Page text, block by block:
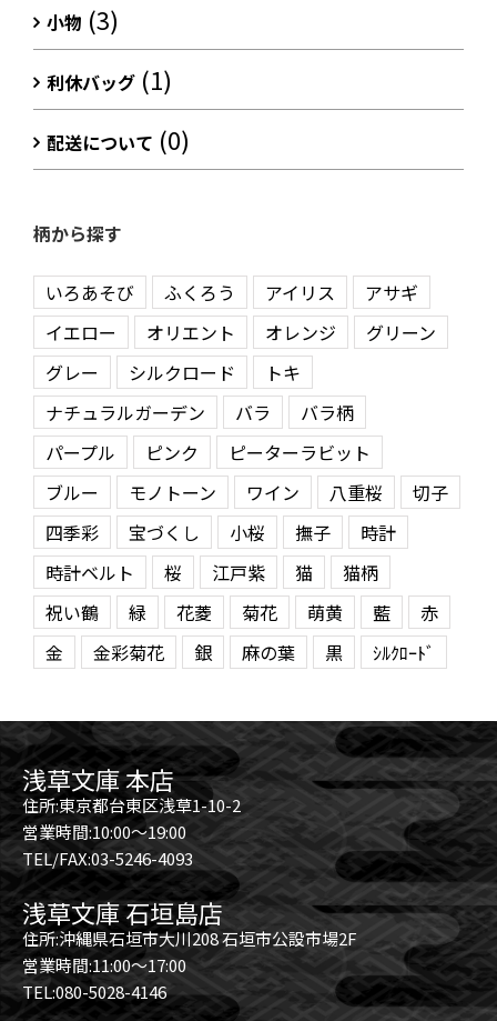
小物 (3)
利休バッグ (1)
配送について (0)
柄から探す
いろあそび ふくろう アイリス
アサギ
イエロー
オリエント オレンジ
グリーン
グレー
シルクロード
トキ
ナチュラルガーデン
バラ
バラ柄
パープル
ピンク
ピーターラビット
ブルー
モノトーン ワイン 八重桜
切子
四季彩
宝づくし 小桜 撫子
時計
時計ベルト
桜 江戸紫 猫
猫柄
祝い鶴
緑 花菱 菊花 萌黄 藍
赤
金
金彩菊花 銀 麻の葉 黒 ｼﾙｸﾛｰﾄﾞ
浅草文庫 本店
住所:東京都台東区浅草1-10-2
営業時間:10:00～19:00
TEL/FAX:03-5246-4093
浅草文庫 石垣島店
住所:沖縄県石垣市大川208 石垣市公設市場2F
営業時間:11:00～17:00
TEL:080-5028-4146